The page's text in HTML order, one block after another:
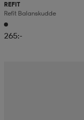
REFIT
Refit Balanskudde
265:-